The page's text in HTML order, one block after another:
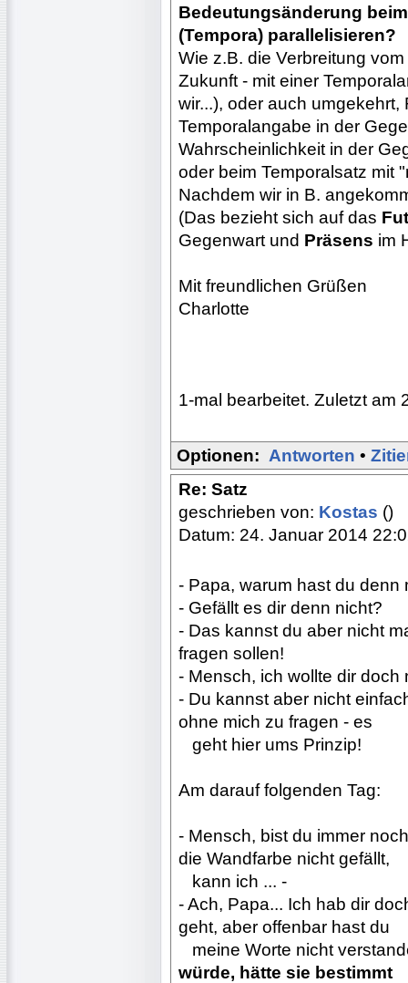
Bedeutungsänderung
(Tempora) parallelisieren?
Wie z.B. die Verbreitung
Zukunft - mit einer
wir...), oder auch
Temporalangabe in der
Wahrscheinlichkeit in der
oder beim Temporalsatz mit
Nachdem wir in B.
(Das bezieht sich auf das
Gegenwart und Präsens im
Mit freundlichen Grüßen
Charlotte
1-mal bearbeitet. Zuletzt am
Optionen: Antworten •
Re: Satz
geschrieben von: Kostas ()
Datum: 24. Januar 2014
- Papa, warum hast du denn
- Gefällt es dir denn nicht?
- Das kannst du aber nicht
fragen sollen!
- Mensch, ich wollte dir
- Du kannst aber nicht
ohne mich zu fragen - es
geht hier ums Prinzip!
Am darauf folgenden Tag:
- Mensch, bist du immer
die Wandfarbe nicht gefällt,
kann ich ... -
- Ach, Papa... Ich hab dir
geht, aber offenbar hast du
meine Worte nicht
würde, hätte sie bestimmt